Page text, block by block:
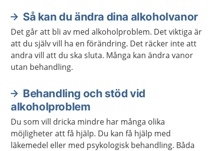
Så kan du ändra dina alkoholvanor
Det går att bli av med alkoholproblem. Det viktiga är
att du själv vill ha en förändring. Det räcker inte att
andra vill att du ska sluta. Många kan ändra vanor
utan behandling.
Behandling och stöd vid
alkoholproblem
Du som vill dricka mindre har många olika
möjligheter att få hjälp. Du kan få hjälp med
läkemedel eller med psykologisk behandling. Båda